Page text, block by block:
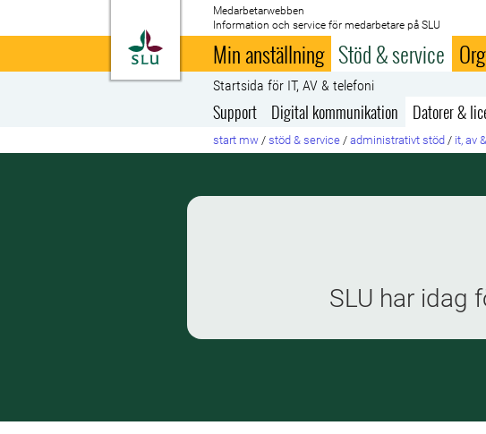
Till startsida
Medarbetarwebben
Information och service för medarbetare på SLU
Min anställning Stöd & service
Startsida för IT, AV & telefoni
Support Digital kommunikation Datorer &
start mw / stöd & service / administrativt stöd / it, av
SLU har idag